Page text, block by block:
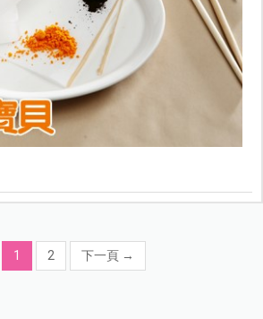
1 2 下一頁 →